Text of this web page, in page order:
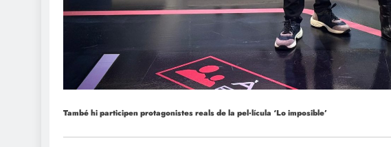
També hi participen protagonistes reals de la pel·lícula ‘Lo imposible’